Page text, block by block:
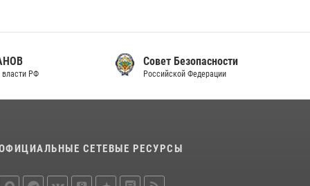
30 июля 2026, 08:00 1
В Челябинске росгвардейцы задержали
злоумышленников, напавших на бригаду
конференция по обобщению боевого опыта
Совет Безопасности
Российской Федерации
СЕТЕВЫЕ РЕСУРСЫ